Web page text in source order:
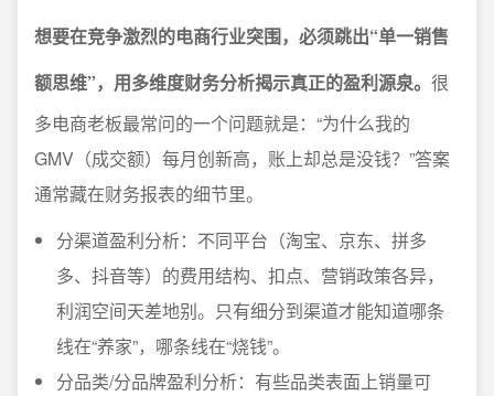
想要在竞争激烈的电商行业突围，必须跳出“单一销售
额思维”，用多维度财务分析揭示真正的盈利源泉。 很
多电商老板最常问的一个问题就是：“为什么我的
GMV（成交额）每月创新高，账上却总是没钱？”答案
通常藏在财务报表的细节里。
分渠道盈利分析：不同平台（淘宝、京东、拼多
多、抖音等）的费用结构、扣点、营销政策各异，
利润空间天差地别。只有细分到渠道才能知道哪条
线在“养家”，哪条线在“烧钱”。
分品类/分品牌盈利分析：有些品类表面上销量可